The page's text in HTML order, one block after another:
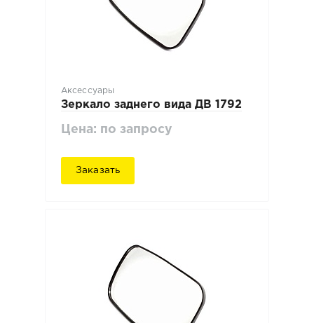
Аксессуары
Зеркало заднего вида ДВ 1792
Цена: по запросу
Заказать